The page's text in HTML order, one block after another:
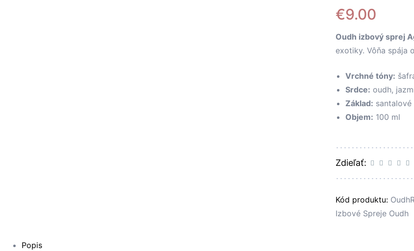
€9.00
Oudh izbový sprej
exotiky. Vôňa spája
Vrchné tóny:
Srdce: oudh,
Základ:
Objem: 100 ml
Zdieľať:
Kód produktu:
Izbové Spreje Oudh
Popis